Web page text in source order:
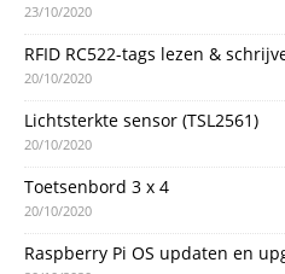
23/10/2020
RFID RC522-tags lezen &
20/10/2020
Lichtsterkte sensor (TSL2561)
20/10/2020
Toetsenbord 3 x 4
20/10/2020
Raspberry Pi OS updaten en